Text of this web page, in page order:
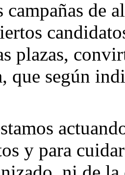
campañas de
plazas,
que según
y para